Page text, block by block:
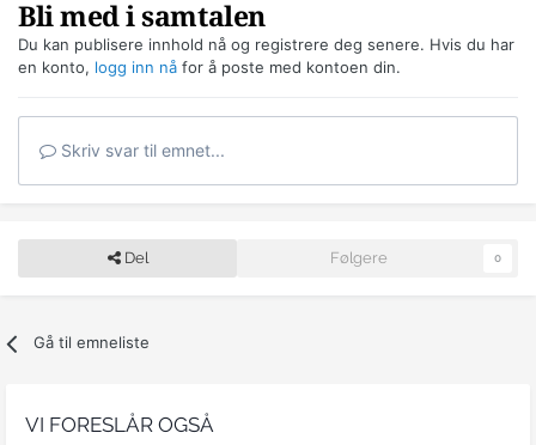
Bli med i samtalen
Du kan publisere innhold nå og registrere deg senere. Hvis du har
en konto, logg inn nå for å poste med kontoen din.
Skriv svar til emnet...
Del Følgere 0
Gå til emneliste
VI FORESLÅR OGSÅ